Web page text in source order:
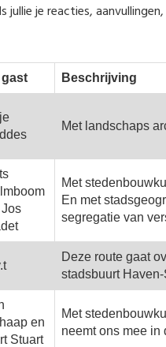
jullie je reacties,
gast Beschrijving
Met landschaps
Met
En met
segregatie van
Deze route gaat
stadsbuurt Haven-
en
Stuart
Met
neemt ons mee in